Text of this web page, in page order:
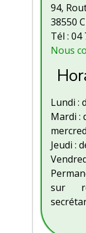
94,
38550
Tél : 04
Nous
Lundi :
Mardi :
Jeudi :
sur